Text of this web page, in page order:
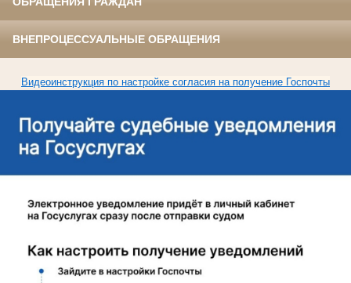
ВНЕПРОЦЕССУАЛЬНЫЕ ОБРАЩЕНИЯ
Видеоинструкция по настройке согласия на получение Госпочты